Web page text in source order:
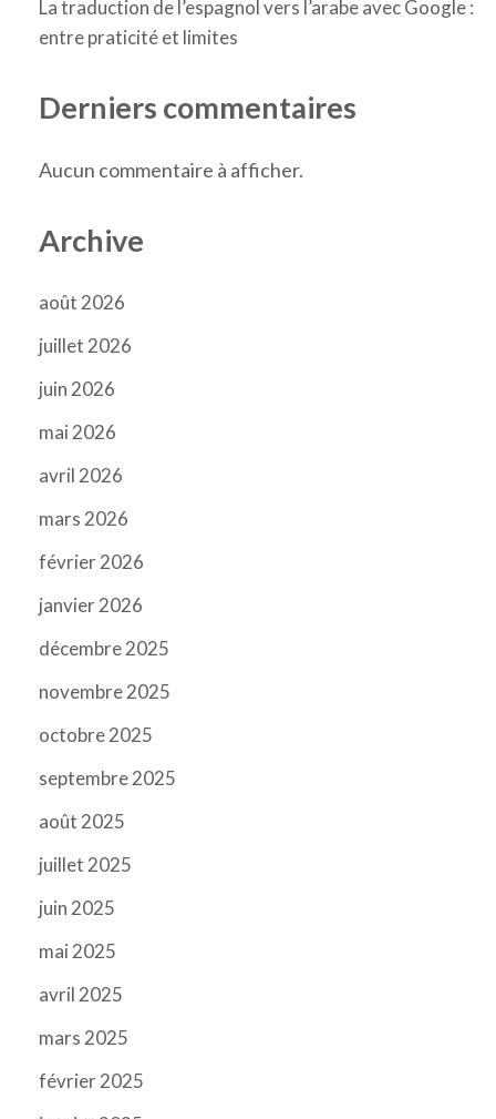
La traduction de l’espagnol vers l’arabe avec Google :
entre praticité et limites
Derniers commentaires
Aucun commentaire à afficher.
Archive
août 2026
juillet 2026
juin 2026
mai 2026
avril 2026
mars 2026
février 2026
janvier 2026
décembre 2025
novembre 2025
octobre 2025
septembre 2025
août 2025
juillet 2025
juin 2025
mai 2025
avril 2025
mars 2025
février 2025